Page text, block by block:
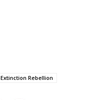
Extinction Rebellion